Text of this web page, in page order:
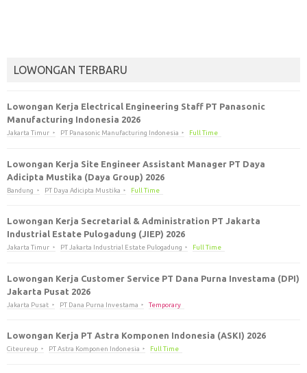
LOWONGAN TERBARU
Lowongan Kerja Electrical Engineering Staff PT Panasonic
Manufacturing Indonesia 2026
Jakarta Timur PT Panasonic Manufacturing Indonesia Full Time
Lowongan Kerja Site Engineer Assistant Manager PT Daya
Adicipta Mustika (Daya Group) 2026
Bandung PT Daya Adicipta Mustika Full Time
Lowongan Kerja Secretarial & Administration PT Jakarta
Industrial Estate Pulogadung (JIEP) 2026
Jakarta Timur PT Jakarta Industrial Estate Pulogadung Full Time
Lowongan Kerja Customer Service PT Dana Purna Investama (DPI)
Jakarta Pusat 2026
Jakarta Pusat PT Dana Purna Investama Temporary
Lowongan Kerja PT Astra Komponen Indonesia (ASKI) 2026
Citeureup PT Astra Komponen Indonesia Full Time